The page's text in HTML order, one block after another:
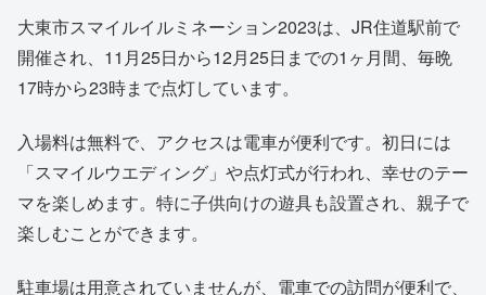
大東市スマイルイルミネーション2023は、JR住道駅前で
開催され、11月25日から12月25日までの1ヶ月間、毎晩
17時から23時まで点灯しています。
入場料は無料で、アクセスは電車が便利です。初日には
「スマイルウエディング」や点灯式が行われ、幸せのテー
マを楽しめます。特に子供向けの遊具も設置され、親子で
楽しむことができます。
駐車場は用意されていませんが、電車での訪問が便利で、